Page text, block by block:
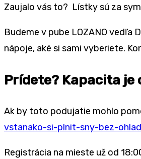
Zaujalo vás to? Lístky sú za
Budeme v pube LOZANO vedľa
nápoje, aké si sami vyberiete.
Prídete? Kapacita je
Ak by toto podujatie mohlo
vstanako-si-plnit-sny-bez-
Registrácia na mieste už od